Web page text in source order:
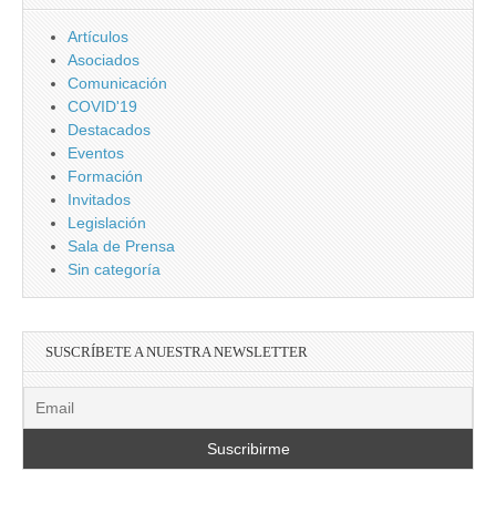
Artículos
Asociados
Comunicación
COVID'19
Destacados
Eventos
Formación
Invitados
Legislación
Sala de Prensa
Sin categoría
SUSCRÍBETE A NUESTRA NEWSLETTER